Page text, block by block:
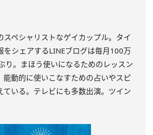
スペシャリストなゲイカップル。タイ
をシェアするLINEブログは毎月100万
り。まほう使いになるためのレッスン
能動的に使いこなすための占いやスピ
ている。テレビにも多数出演。ツイン